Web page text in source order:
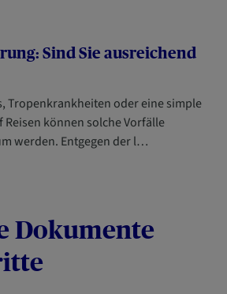
Sind Sie ausreichend
Tropenkrankheiten oder eine simple
Reisen können solche Vorfälle
werden. Entgegen der l…
Dokumente